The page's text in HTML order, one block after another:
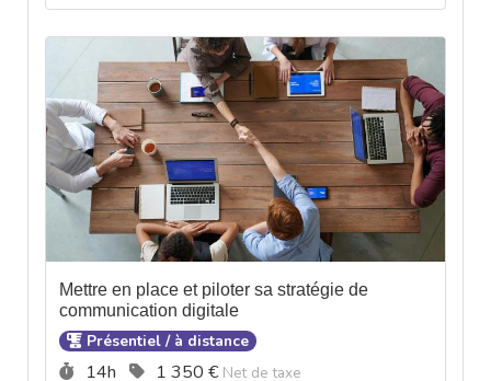
Mettre en place et piloter sa stratégie de
communication digitale
Présentiel / à distance
Durée :
14h Prix :
1 350 € Net de taxe